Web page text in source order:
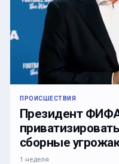
ПРОИСШЕСТВИЯ
Президент
сборные
1 неделя